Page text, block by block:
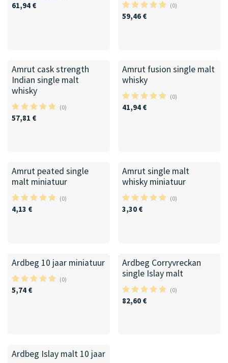
61,94 € (0)
59,46€
Amrut cask strength
Indian single malt
whisky
(0)
57,81 €
Amrut fusion single malt
whisky
(0)
41,94€
Amrut peated single
malt miniatuur
(0)
4,13 €
Amrut single malt
whisky miniatuur
(0)
3,30€
Ardbeg 10 jaar miniatuur
(0)
5,74 €
Ardbeg Corryvreckan
single Islay malt
(0)
82,60€
Ardbeg Islay malt 10 jaar